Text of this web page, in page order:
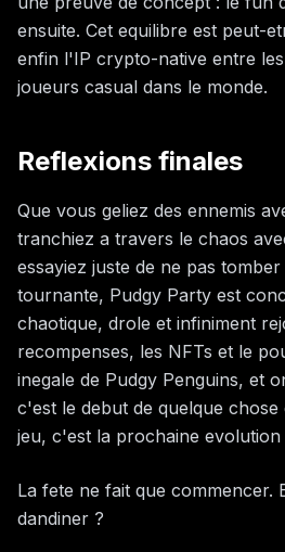
ensuite. Cet equilibre est peut-
enfin l'IP crypto-native entre
joueurs casual dans le monde.
Reflexions finales
Que vous geliez des ennemis
tranchiez a travers le chaos
essayiez juste de ne pas
tournante, Pudgy Party est
chaotique, drole et infiniment
recompenses, les NFTs et le
inegale de Pudgy Penguins, et
c'est le debut de quelque
jeu, c'est la prochaine
La fete ne fait que commencer.
dandiner ?